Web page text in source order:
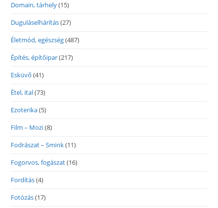
Domain, tárhely(15)
Duguláselhárítás(27)
Életmód, egészség(487)
Építés, építőipar(217)
Esküvő (41)
Étel, ital(73)
Ezoterika(5)
Film – Mozi(8)
Fodrászat – Smink(11)
Fogorvos, fogászat(16)
Fordítás(4)
Fotózás(17)